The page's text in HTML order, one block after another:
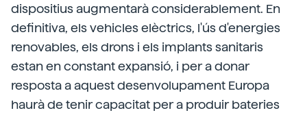
dispositius augmentarà considerablement. En
definitiva, els vehicles elèctrics, l'ús d'energies
renovables, els drons i els implants sanitaris
estan en constant expansió, i per a donar
resposta a aquest desenvolupament Europa
haurà de tenir capacitat per a produir bateries